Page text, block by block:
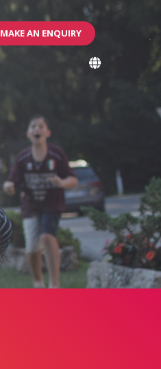
MAKE AN ENQUIRY